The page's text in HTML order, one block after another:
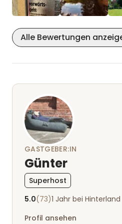
Wir kommen irgendwann
Alle Bewertungen
GASTGEBER:IN
Günter
Superhost
5.0(73)1 Jahr bei Hinterland
Profil ansehen